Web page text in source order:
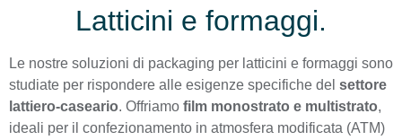
Latticini e formaggi.
Le nostre soluzioni di packaging per latticini e formaggi sono
studiate per rispondere alle esigenze specifiche del settore
lattiero-caseario. Offriamo film monostrato e multistrato,
ideali per il confezionamento in atmosfera modificata (ATM)